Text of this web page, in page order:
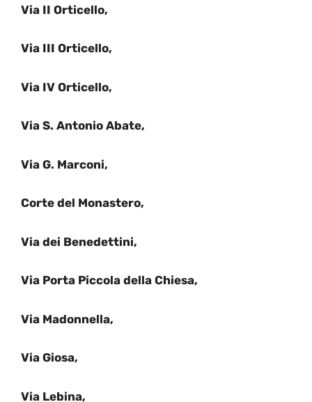
Via II Orticello,
Via III Orticello,
Via IV Orticello,
Via S. Antonio Abate,
Via G. Marconi,
Corte del Monastero,
Via dei Benedettini,
Via Porta Piccola della Chiesa,
Via Madonnella,
Via Giosa,
Via Lebina,